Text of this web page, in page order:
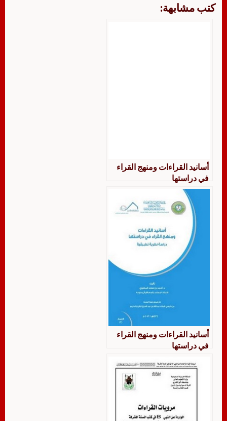
كتب مشابهة:
أسانيد القراءات ومنهج القراء
في دراستها
أسانيد القراءات ومنهج القراء
في دراستها